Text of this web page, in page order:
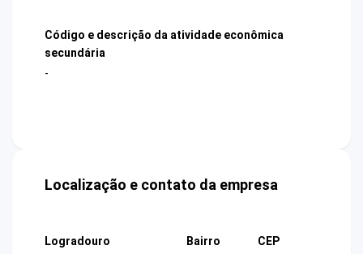
Código e descrição da atividade econômica
secundária
-
Localização e contato da empresa
Logradouro
Bairro
CEP